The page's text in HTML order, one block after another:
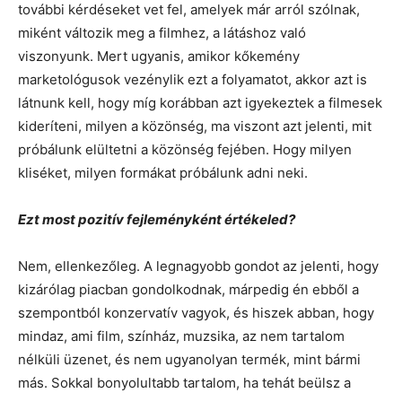
további kérdéseket vet fel, amelyek már arról szólnak,
miként változik meg a filmhez, a látáshoz való
viszonyunk. Mert ugyanis, amikor kőkemény
marketológusok vezénylik ezt a folyamatot, akkor azt is
látnunk kell, hogy míg korábban azt igyekeztek a filmesek
kideríteni, milyen a közönség, ma viszont azt jelenti, mit
próbálunk elültetni a közönség fejében. Hogy milyen
kliséket, milyen formákat próbálunk adni neki.
Ezt most pozitív fejleményként értékeled?
Nem, ellenkezőleg. A legnagyobb gondot az jelenti, hogy
kizárólag piacban gondolkodnak, márpedig én ebből a
szempontból konzervatív vagyok, és hiszek abban, hogy
mindaz, ami film, színház, muzsika, az nem tartalom
nélküli üzenet, és nem ugyanolyan termék, mint bármi
más. Sokkal bonyolultabb tartalom, ha tehát beülsz a